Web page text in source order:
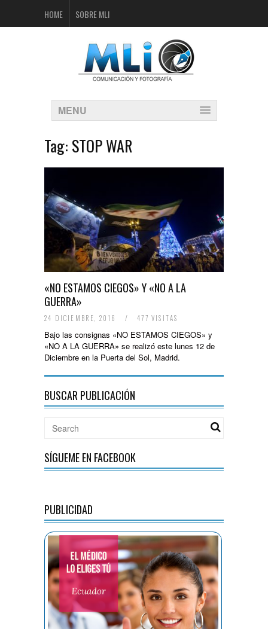
HOME SOBRE MLI
MENU
Tag: STOP WAR
«NO ESTAMOS CIEGOS» Y «NO A LA
GUERRA»
24 DICIEMBRE, 2016 / 477 VISITAS
Bajo las consignas «NO ESTAMOS CIEGOS» y
«NO A LA GUERRA» se realizó este lunes 12 de
Diciembre en la Puerta del Sol, Madrid.
BUSCAR PUBLICACIÓN
SÍGUEME EN FACEBOOK
PUBLICIDAD